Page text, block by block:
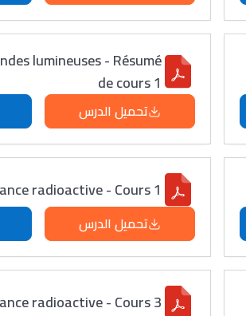
lumineuses - Résumé
de cours 1
تحميل الدرس
radioactive - Cours 1
تحميل الدرس
radioactive - Cours 3